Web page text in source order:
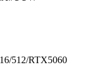
512/RTX5060